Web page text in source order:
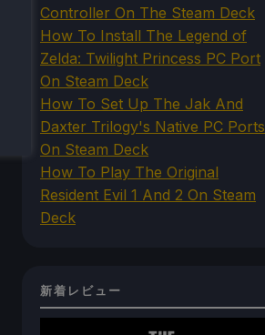
Controller On The Steam Deck
How To Install The Legend of
Zelda: Twilight Princess PC Port
On Steam Deck
How To Set Up The Jak And
Daxter Trilogy's Native PC Ports
On Steam Deck
How To Play The Original
Resident Evil 1 And 2 On Steam
Deck
新着レビュー